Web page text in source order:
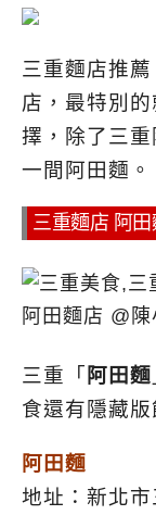
三重麵店推薦
店，最特別
擇，除了三
一間阿田麵。
三重麵店 阿田
三重「 阿田麵
食還有隱藏
阿田麵
地址：新北